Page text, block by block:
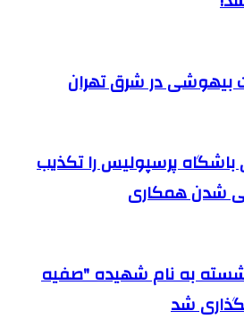
بیهوشی در شرق تهران
پرسپولیس را تکذیب
شدن همکاری
نشسته به نام شهیده "صفیه
شد